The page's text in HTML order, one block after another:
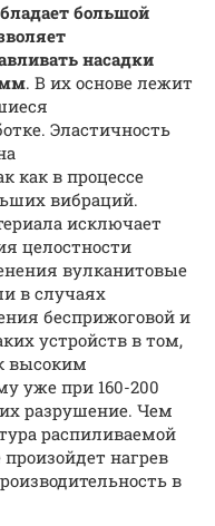
большой
насадки
. В их основе лежит
Эластичность
как в процессе
вибраций.
исключает
целостности
вулканитовые
в случаях
бесприжоговой и
устройств в том,
высоким
уже при 160-200
разрушение. Чем
распиливаемой
нагрев
в